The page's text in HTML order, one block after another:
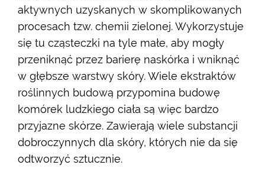
aktywnych uzyskanych w skomplikowanych
procesach tzw. chemii zielonej. Wykorzystuje
się tu cząsteczki na tyle małe, aby mogły
przeniknąć przez barierę naskórka i wniknąć
w głębsze warstwy skóry. Wiele ekstraktów
roślinnych budową przypomina budowę
komórek ludzkiego ciała są więc bardzo
przyjazne skórze. Zawierają wiele substancji
dobroczynnych dla skóry, których nie da się
odtworzyć sztucznie.